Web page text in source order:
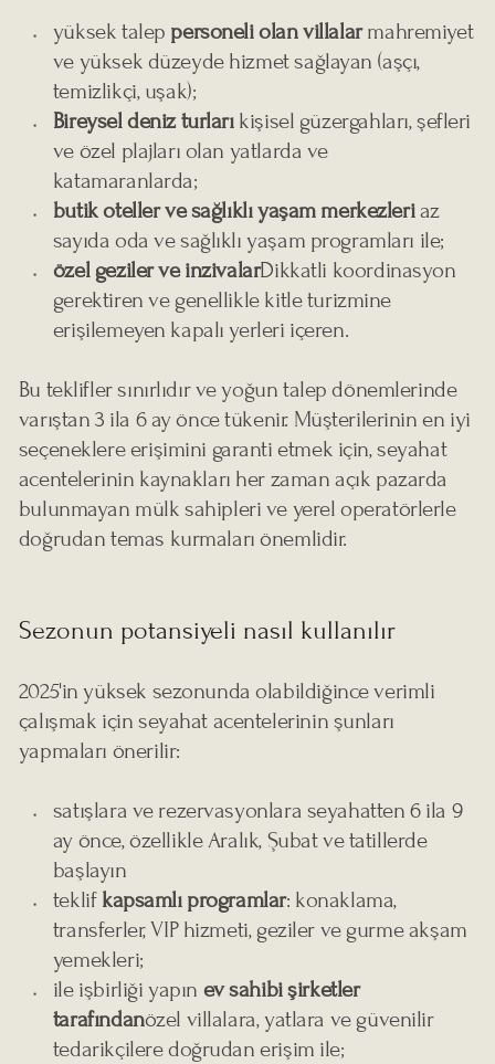
yüksek talep personeli olan villalarmahremiyet
ve yüksek düzeyde hizmet sağlayan (aşçı,
temizlikçi, uşak);
Bireysel deniz turlarıkişisel güzergahları, şefleri
ve özel plajları olan yatlarda ve
katamaranlarda;
butik oteller ve sağlıklı yaşam merkezleriaz
sayıda oda ve sağlıklı yaşam programları ile;
özel geziler ve inzivalarDikkatli koordinasyon
gerektiren ve genellikle kitle turizmine
erişilemeyen kapalı yerleri içeren.
Bu teklifler sınırlıdır ve yoğun talep dönemlerinde
varıştan 3 ila 6 ay önce tükenir. Müşterilerinin en iyi
seçeneklere erişimini garanti etmek için, seyahat
acentelerinin kaynakları her zaman açık pazarda
bulunmayan mülk sahipleri ve yerel operatörlerle
doğrudan temas kurmaları önemlidir.
Sezonun potansiyeli nasıl kullanılır
2025'in yüksek sezonunda olabildiğince verimli
çalışmak için seyahat acentelerinin şunları
yapmaları önerilir:
satışlara ve rezervasyonlara seyahatten 6 ila 9
ay önce, özellikle Aralık, Şubat ve tatillerde
başlayın
teklif kapsamlı programlar: konaklama,
transferler, VIP hizmeti, geziler ve gurme akşam
yemekleri;
ile işbirliği yapın ev sahibi şirketler
tarafındanözel villalara, yatlara ve güvenilir
tedarikçilere doğrudan erişim ile;